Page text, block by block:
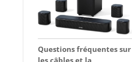
Questions fréquentes sur